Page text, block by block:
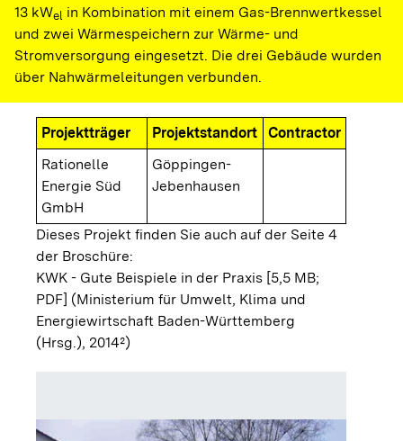
13 kWel in Kombination mit einem Gas-Brennwertkessel
und zwei Wärmespeichern zur Wärme- und
Stromversorgung eingesetzt. Die drei Gebäude wurden
über Nahwärmeleitungen verbunden.
Projektträger Projektstandort
Contractor
Rationelle
Energie Süd
GmbH
Göppingen-
Jebenhausen
Dieses Projekt finden Sie auch auf der Seite 4
der Broschüre:
KWK - Gute Beispiele in der Praxis [5,5 MB;
PDF] (Ministerium für Umwelt, Klima und
Energiewirtschaft Baden-Württemberg
(Hrsg.), 2014²)